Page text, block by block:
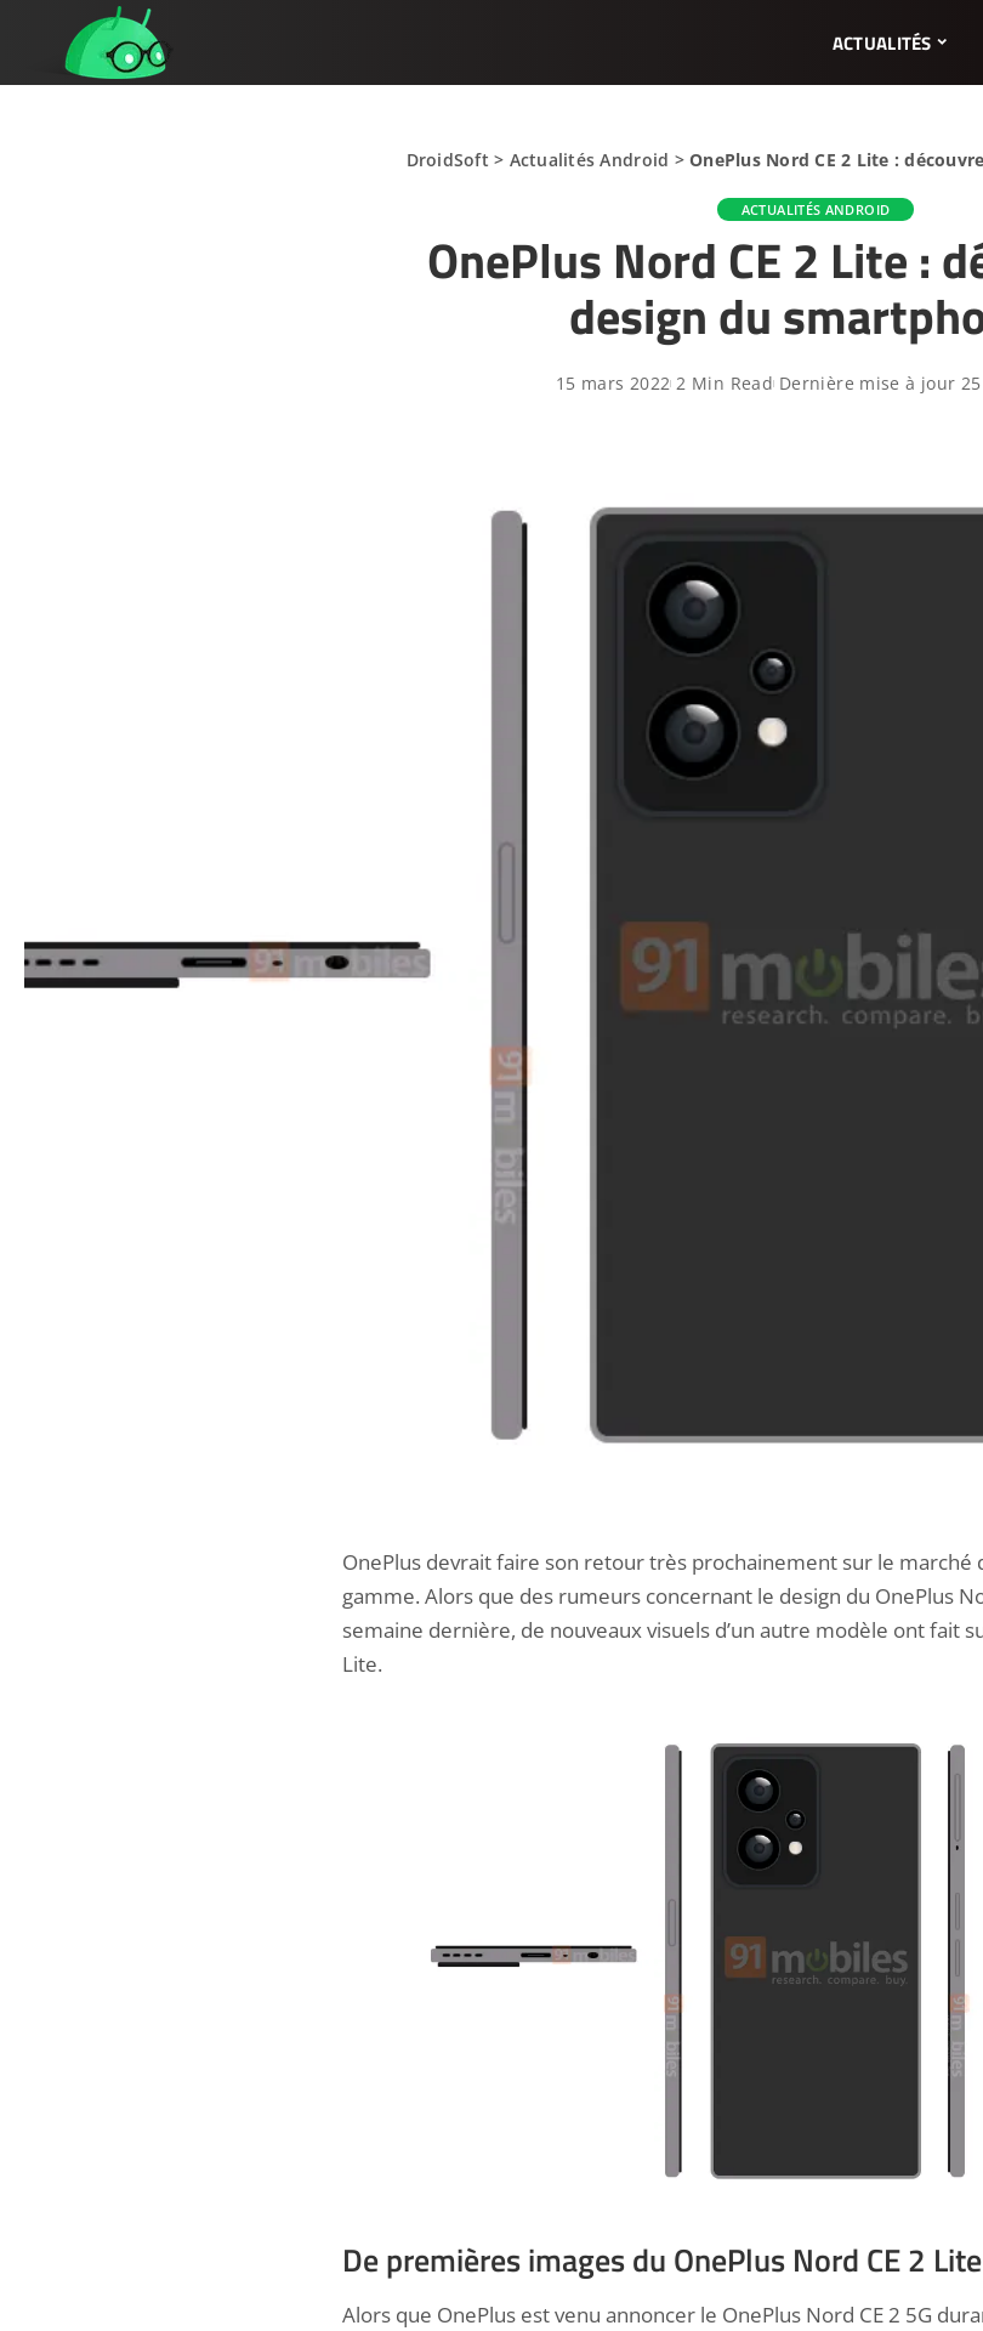
ACTUALITÉS
DroidSoft > Actualités Android >OnePlus Nord CE 2 Lite :
ACTUALITÉS ANDROID
OnePlus Nord CE 2 Lite :
design du
15 mars 2022 2 Min Read Dernière mise à jour
OnePlus devrait faire son retour très prochainement sur le marché
gamme. Alors que des rumeurs concernant le design du OnePlus
semaine dernière, de nouveaux visuels d’un autre modèle ont fait
Lite.
De premières images du OnePlus Nord CE 2 Lite
Alors que OnePlus est venu annoncer le OnePlus Nord CE 2 5G